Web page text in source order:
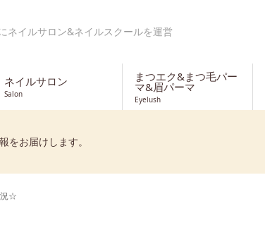
ネイルサロン&ネイルスクールを運営
ネイルサロン
Salon
まつエク&まつ毛パー
マ&眉パーマ
Eyelush
をお届けします。
況☆